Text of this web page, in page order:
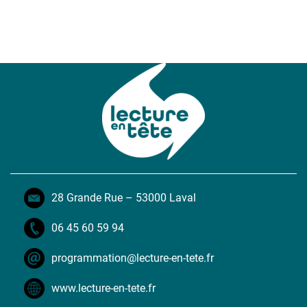
28 Grande Rue – 53000 Laval
06 45 60 59 94
programmation@lecture-en-tete.fr
www.lecture-en-tete.fr